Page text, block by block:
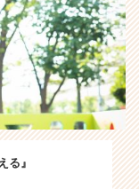
る』